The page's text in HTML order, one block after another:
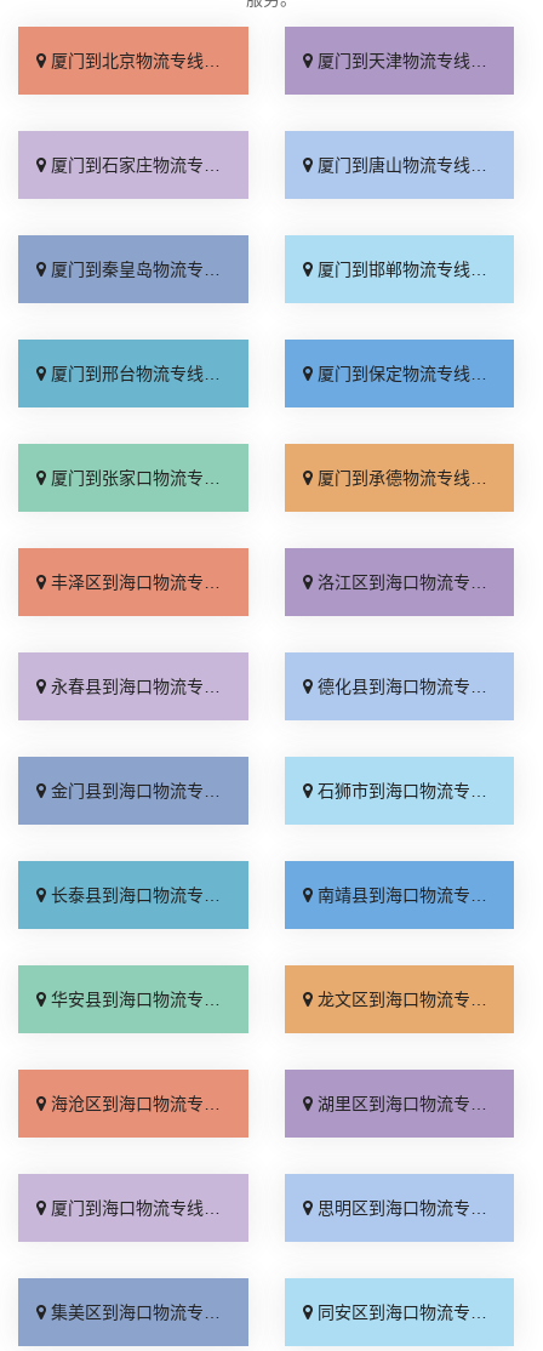
厦门到北京物流专线_直达不中转「送货到门」 厦门到天津物流专线_运保时效「高效快运」
厦门到石家庄物流专线_准时准点「多少公里」 厦门到唐山物流专线_全境派送「收费介绍」
厦门到秦皇岛物流专线_高效运输「运保时效」 厦门到邯郸物流专线_物流拼车「全境配送」
厦门到邢台物流专线_专业靠谱「上门提货」 厦门到保定物流专线_全程直达「高效运输」
厦门到张家口物流专线_全境派送「多久能到」 厦门到承德物流专线_专业调车「合理收费」
丰泽区到海口物流专线_全境配送「费用多少」 洛江区到海口物流专线_快运直达「零担配货」
永春县到海口物流专线_全程无虑「直通专线」 德化县到海口物流专线_直达不中转「价位合理」
金门县到海口物流专线_快运有保障「多久能到」 石狮市到海口物流专线_全程直达「定点发车」
长泰县到海口物流专线_上门取件「急你所需」 南靖县到海口物流专线_按时送达「专业可靠」
华安县到海口物流专线_托运省心「专业调车」 龙文区到海口物流专线_要几天到「按时送达」
海沧区到海口物流专线_上门取件「价格实惠」 湖里区到海口物流专线_专业靠谱「快速响应」
厦门到海口物流专线_一站直达「专业调车」 思明区到海口物流专线_直通专线「计费标准」
集美区到海口物流专线_运价查询「零担配货」 同安区到海口物流专线_价位合理「零担配货」